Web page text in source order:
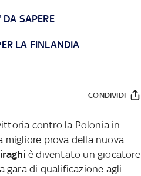
SAPERE
LA FINLANDIA
CONDIVIDI
contro la Polonia in
migliore prova della nuova
è diventato un giocatore
gara di qualificazione agli